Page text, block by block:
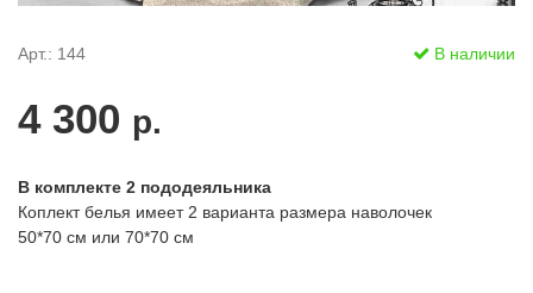
Арт.: 144 В наличии
4 300 р.
В комплекте 2 пододеяльника
Коплект белья имеет 2 варианта размера наволочек
50*70 см или 70*70 см